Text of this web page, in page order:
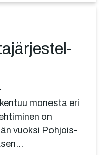
monesta eri
on
vuoksi Pohjois-